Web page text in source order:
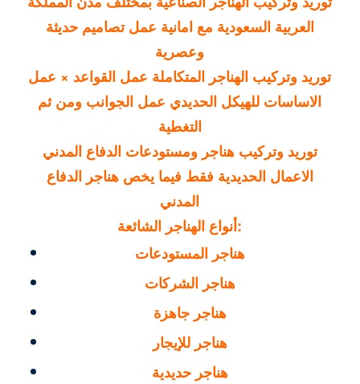
العربية السعودية مع امانية عمل تصاميم حديثة
وعصرية
توريد وتركيب الهناجر المتكاملة عمل القواعد × عمل
الاساسات للهيكل الحديدي عمل الجوانب ومن ثم
التغطية
توريد وتركيب هناجر ومستودعات الدفاع المدني
الاعمال الحديدية فقط فيما يخص هناجر الدفاع
المدني
أنواع الهناجر الشائعة:
هناجر المستودعات
هناجر الشركات
هناجر جاهزة
هناجر للإيجار
هناجر حديدية